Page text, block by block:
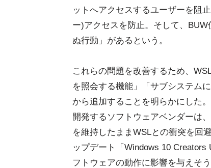
ットへアクセスするユーザーを阻
ー)アクセスを防止。そして、
ぬ行動」があるという。
これらの問題を改善するため、
を照会する機能」「サブシステム
から追加することを明らかにした
開発するソフトウェアベンダーは
を維持したままWSLとの衝突を回
ップデート「Windows 10
フトウェアの動作に影響を与えそう